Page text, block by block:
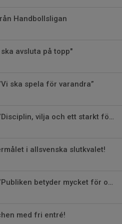
Handbollsligan
avsluta på topp"
ska spela för varandra”
Inför Redbergslid: ”Disciplin, vilja och ett starkt försvar”
i allsvenska slutkvalet!
Inför Redbergslid: ”Publiken betyder mycket för oss”
med fri entré!